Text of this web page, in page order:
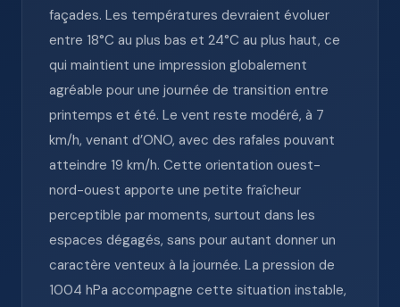
façades. Les températures devraient évoluer
entre 18°C au plus bas et 24°C au plus haut, ce
qui maintient une impression globalement
agréable pour une journée de transition entre
printemps et été. Le vent reste modéré, à 7
km/h, venant d’ONO, avec des rafales pouvant
atteindre 19 km/h. Cette orientation ouest-
nord-ouest apporte une petite fraîcheur
perceptible par moments, surtout dans les
espaces dégagés, sans pour autant donner un
caractère venteux à la journée. La pression de
1004 hPa accompagne cette situation instable,